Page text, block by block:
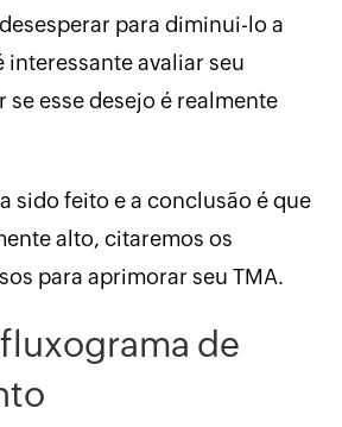
para diminui-lo a
interessante avaliar seu
esse desejo é realmente
sido feito e a conclusão é que
alto, citaremos os
para aprimorar seu TMA.
de